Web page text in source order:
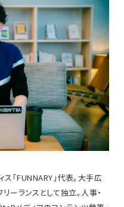
「FUNNARY」代表。大手広
ーランスとして独立。人事・